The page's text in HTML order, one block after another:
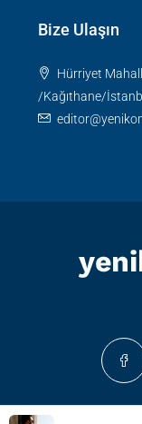
Bize Ulaşın
Hürriyet
/Kağıthane/